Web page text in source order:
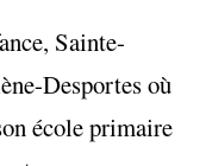
Sainte-
Desportes où
école primaire